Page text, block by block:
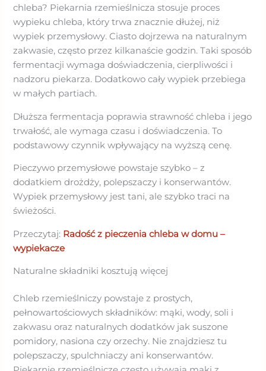
chleba? Piekarnia rzemieślnicza stosuje proces
wypieku chleba, który trwa znacznie dłużej, niż
wypiek przemysłowy. Ciasto dojrzewa na naturalnym
zakwasie, często przez kilkanaście godzin. Taki sposób
fermentacji wymaga doświadczenia, cierpliwości i
nadzoru piekarza. Dodatkowo cały wypiek przebiega
w małych partiach.
Dłuższa fermentacja poprawia strawność chleba i jego
trwałość, ale wymaga czasu i doświadczenia. To
podstawowy czynnik wpływający na wyższą cenę.
Pieczywo przemysłowe powstaje szybko – z
dodatkiem drożdży, polepszaczy i konserwantów.
Wypiek przemysłowy jest tani, ale szybko traci na
świeżości.
Przeczytaj: Radość z pieczenia chleba w domu –
wypiekacze
Naturalne składniki kosztują więcej
Chleb rzemieślniczy powstaje z prostych,
pełnowartościowych składników: mąki, wody, soli i
zakwasu oraz naturalnych dodatków jak suszone
pomidory, nasiona czy orzechy. Nie znajdziesz tu
polepszaczy, spulchniaczy ani konserwantów.